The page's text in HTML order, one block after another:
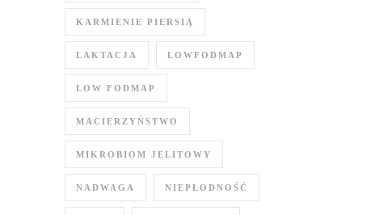
KARMIENIE PIERSIĄ
LAKTACJA LOWFODMAP
LOW FODMAP
MACIERZYŃSTWO
MIKROBIOM JELITOWY
NADWAGA NIEPŁODNOŚĆ